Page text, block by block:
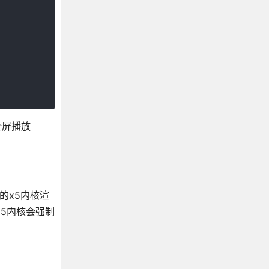
播放
x5内核渲
内核会强制